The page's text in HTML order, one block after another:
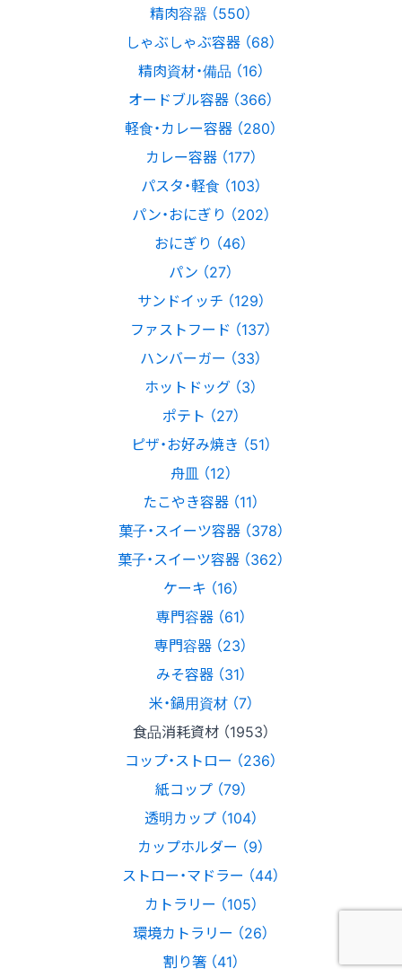
精肉容器 （550）
しゃぶしゃぶ容器 （68）
精肉資材・備品 （16）
オードブル容器 （366）
軽食・カレー容器 （280）
カレー容器 （177）
パスタ・軽食 （103）
パン・おにぎり （202）
おにぎり （46）
パン （27）
サンドイッチ （129）
ファストフード （137）
ハンバーガー （33）
ホットドッグ （3）
ポテト （27）
ピザ・お好み焼き （51）
舟皿 （12）
たこやき容器 （11）
菓子・スイーツ容器 （378）
菓子・スイーツ容器 （362）
ケーキ （16）
専門容器 （61）
専門容器 （23）
みそ容器 （31）
米・鍋用資材 （7）
食品消耗資材 （1953）
コップ・ストロー （236）
紙コップ （79）
透明カップ （104）
カップホルダー （9）
ストロー・マドラー （44）
カトラリー （105）
環境カトラリー （26）
割り箸 （41）